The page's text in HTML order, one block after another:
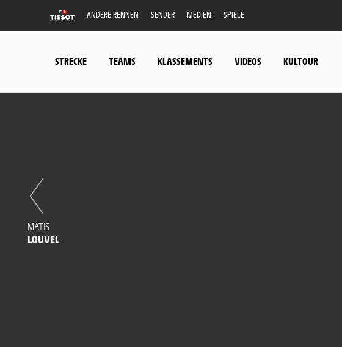
ANDERE RENNEN SENDER MEDIEN SPIELE
STRECKE TEAMS KLASSEMENTS VIDEOS KULTOUR
MATIS
LOUVEL